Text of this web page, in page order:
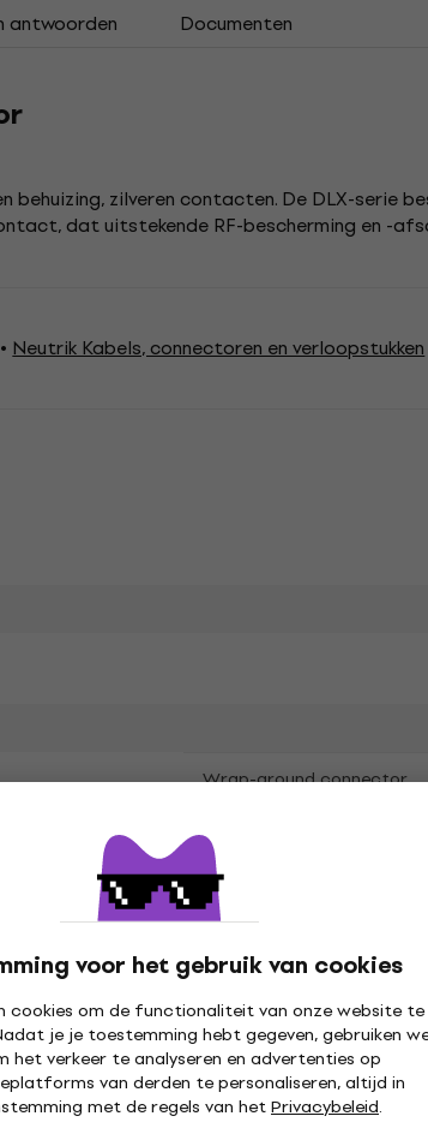
voor het gebruik van cookies
cookies om de functionaliteit van onze website te
je je toestemming hebt gegeven, gebruiken
het verkeer te analyseren en advertenties op
van derden te personaliseren, altijd in
met de regels van hetPrivacybeleid.
antwoorden Documenten
behuizing, zilveren contacten. De DLX-serie
dat uitstekende RF-bescherming en -
Neutrik Kabels, connectoren en verloopstukken
Wrap-around connector